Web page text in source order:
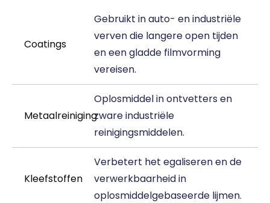
Coatings
Gebruikt in auto- en industriële
verven die langere open tijden
en een gladde filmvorming
vereisen.
Metaalreiniging
Oplosmiddel in ontvetters en
zware industriële
reinigingsmiddelen.
Kleefstoffen
Verbetert het egaliseren en de
verwerkbaarheid in
oplosmiddelgebaseerde lijmen.